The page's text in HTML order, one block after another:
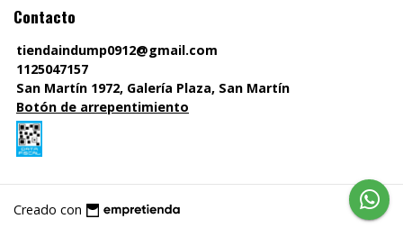
Contacto
tiendaindump0912@gmail.com
1125047157
San Martín 1972, Galería Plaza, San Martín
Botón de arrepentimiento
Creado con